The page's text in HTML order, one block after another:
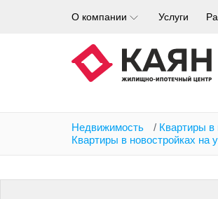
О компании Услуги
Недвижимость / Квартиры в
Квартиры в новостройках на